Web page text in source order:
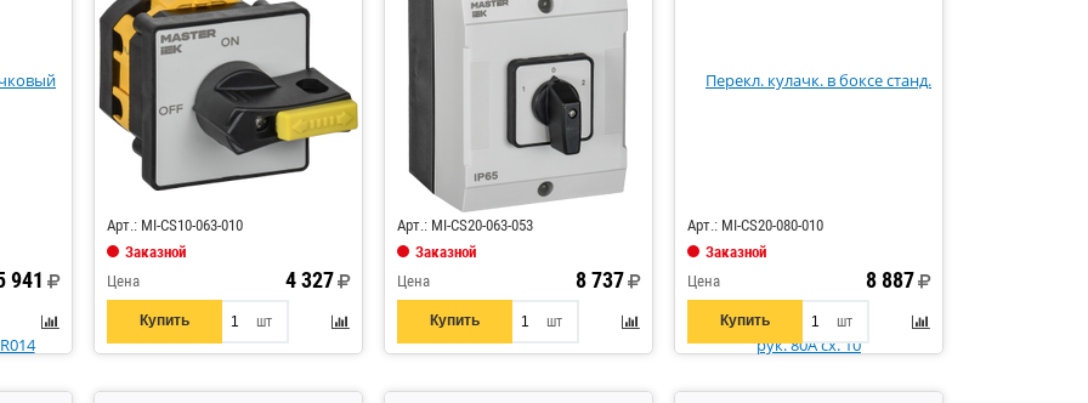
941
Код: 852265
Арт.: MI-CS10-063-010
Заказной
Цена
4 327
Купить шт
Код: 842964
Арт.: MI-CS20-063-053
Заказной
Цена
8 737
Купить шт
Арт.: MI-CS20-080-010
Заказной
Цена
8 887
Купить шт